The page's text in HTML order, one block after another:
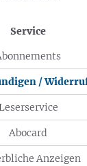
Service
/
Abocard
Anzeigen